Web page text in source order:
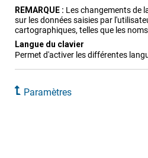
REMARQUE : Les changements de
sur les données saisies par
cartographiques, telles que les
Langue du clavier
Permet d'activer les différentes
Paramètres